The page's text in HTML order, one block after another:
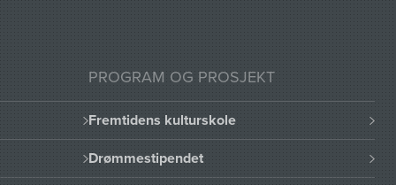
PROGRAM OG PROSJEKT
Fremtidens kulturskole
Drømmestipendet